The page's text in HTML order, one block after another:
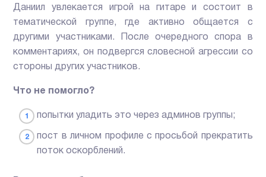
Даниил увлекается игрой на гитаре и состоит в
тематической группе, где активно общается с
другими участниками. После очередного спора в
комментариях, он подвергся словесной агрессии со
стороны других участников.
Что не помогло?
попытки уладить это через админов группы;
пост в личном профиле с просьбой прекратить
поток оскорблений.